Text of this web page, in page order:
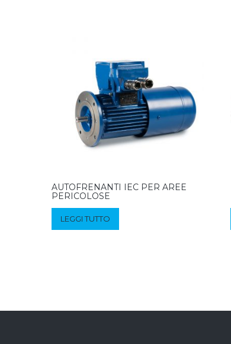
AUTOFRENANTI IEC PER AREE
PERICOLOSE
LEGGI TUTTO